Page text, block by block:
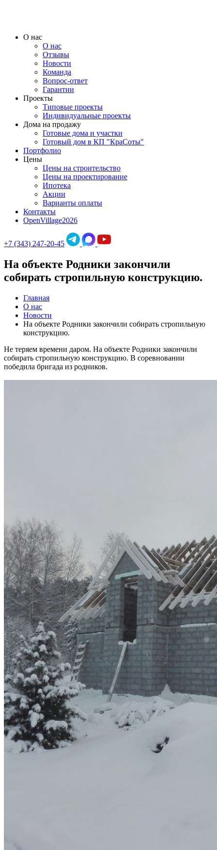
О нас
О нас
Отзывы
Новости
Команда
Вопрос-ответ
Гарантии
Проекты
Типовые проекты
Индивидуальные проекты
Дома на продажу
Готовые дома и участки
Готовый дом в КП "КраСоты"
Портфолио
Цены
Цены на строительство
Цены на проектирование
Ипотека
Акции
Варианты оплаты
Контакты
OpenVillage2026
+7 (343) 247-20-45
На объекте Родники закончили
собирать стропильную конструкцию.
Главная
О нас
Новости
На объекте Родники закончили собирать стропильную
конструкцию.
Не теряем времени даром. На объекте Родники закончили
собирать стропильную конструкцию. В соревновании
победила бригада из родников.